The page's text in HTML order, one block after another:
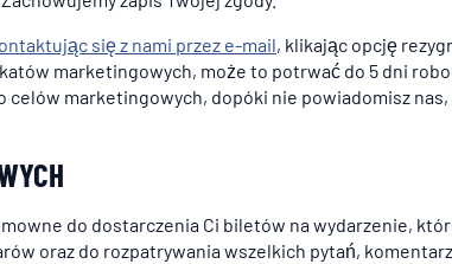
się z nami przez e-mail, klikając opcję
marketingowych, może to potrwać do 5 dni
marketingowych, dopóki nie powiadomisz
do dostarczenia Ci biletów na wydarzenie,
oraz do rozpatrywania wszelkich pytań,